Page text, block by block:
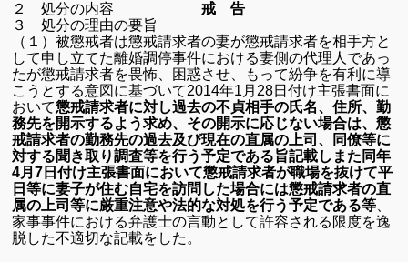
２ 処分の内容
戒 告
３ 処分の理由の要旨
（１）被懲戒者は懲戒請求者の妻が懲戒請求者を相手方と
して申し立てた離婚調停事件における妻側の代理人であっ
たが懲戒請求者を畏怖、困惑させ、もって紛争を有利に導
こうとする意図に基づいて2014年1月28日付け主張書面に
おいて懲戒請求者に対し過去の不貞相手の氏名、住所、勤
務先を開示するよう求め、その開示に応じない場合は、懲
戒請求者の勤務先の過去及び現在の直属の上司、同僚等に
対する聞き取り調査等を行う予定である旨記載しまた同年
4月7日付け主張書面において懲戒請求者が職場を抜けて平
日等に妻子が住む自宅を訪問した場合には懲戒請求者の直
属の上司等に厳重注意や法的な対処を行う予定である等
家事事件における弁護士の言動として許容される限度を逸
脱した不適切な記載をした。